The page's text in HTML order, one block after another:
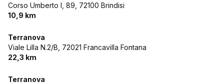
Corso Umberto I, 89, 72100 Brindisi
10,9 km
Terranova
Viale Lilla N.2/B, 72021 Francavilla Fontana
22,3 km
Terranova